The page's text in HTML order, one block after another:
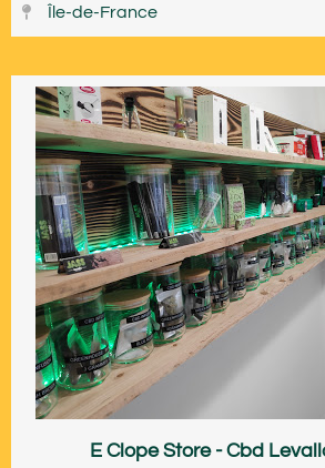
Île-de-France
E Clope Store - Cbd